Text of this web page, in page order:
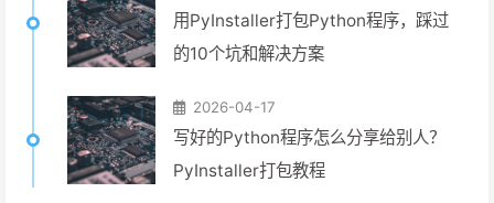
用PyInstaller打包Python程序，踩过
的10个坑和解决方案
2026-04-17
写好的Python程序怎么分享给别人？
PyInstaller打包教程